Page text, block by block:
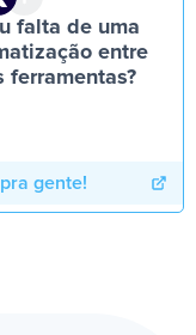
falta de uma
entre
ferramentas?
gente!